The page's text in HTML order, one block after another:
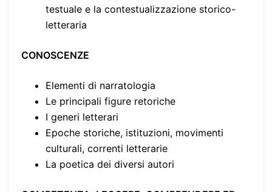
testuale e la contestualizzazione storico-
letteraria
CONOSCENZE
Elementi di narratologia
Le principali figure retoriche
I generi letterari
Epoche storiche, istituzioni, movimenti
culturali, correnti letterarie
La poetica dei diversi autori